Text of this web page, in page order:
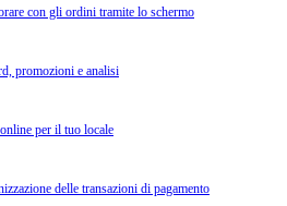
con gli ordini tramite lo schermo
promozioni e analisi
per il tuo locale
delle transazioni di pagamento